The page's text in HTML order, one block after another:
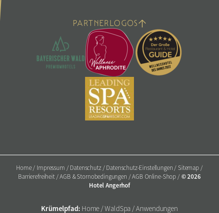
PARTNERLOGOS
Home/ Impressum /Datenschutz/Datenschutz-Einstellungen/Sitemap/
Barrierefreiheit/AGB & Stornobedingungen /AGB Online-Shop/© 2026
Hotel Angerhof
Krümelpfad: Home /WaldSpa /Anwendungen